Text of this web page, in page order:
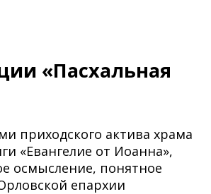
«Пасхальная
приходского актива храма
«Евангелие от Иоанна»,
осмысление, понятное
епархии